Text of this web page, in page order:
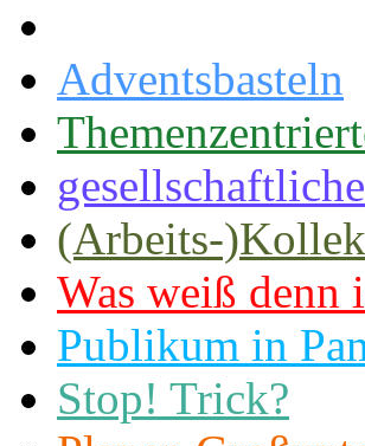
Adventsbasteln
(Arbeits-
Was weiß denn
Publikum in
Stop! Trick?